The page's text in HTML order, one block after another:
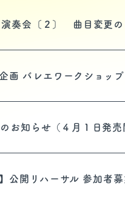
演奏会〔２〕 曲目変更の
画 バレエワークショップ
お知らせ（４月１日発売
公開リハーサル 参加者